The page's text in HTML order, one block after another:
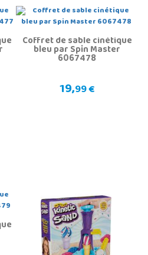
Coffret de sable cinétique
bleu par Spin Master
6067478
19,99 €